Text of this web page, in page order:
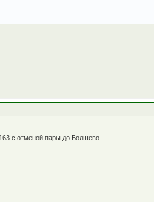
с отменой пары до Болшево.